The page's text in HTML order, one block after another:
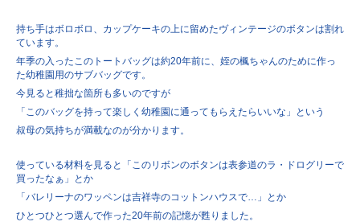
持ち手はボロボロ、カップケーキの上に留めたヴィンテージのボタンは割れ
ています。
年季の入ったこのトートバッグは約20年前に、姪の楓ちゃんのために作っ
た幼稚園用のサブバッグです。
今見ると稚拙な箇所も多いのですが
「このバッグを持って楽しく幼稚園に通ってもらえたらいいな」という
叔母の気持ちが満載なのが分かります。
使っている材料を見ると「このリボンのボタンは表参道のラ・ドログリーで
買ったなぁ」とか
「バレリーナのワッペンは吉祥寺のコットンハウスで…」とか
ひとつひとつ選んで作った20年前の記憶が甦りました。